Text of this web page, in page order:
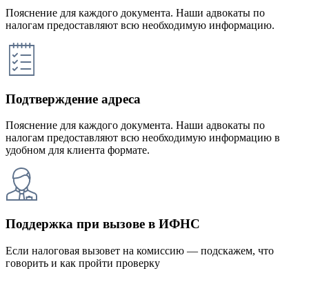
Пояснение для каждого документа. Наши адвокаты по
налогам предоставляют всю необходимую информацию.
Подтверждение адреса
Пояснение для каждого документа. Наши адвокаты по
налогам предоставляют всю необходимую информацию в
удобном для клиента формате.
Поддержка при вызове в ИФНС
Если налоговая вызовет на комиссию — подскажем, что
говорить и как пройти проверку